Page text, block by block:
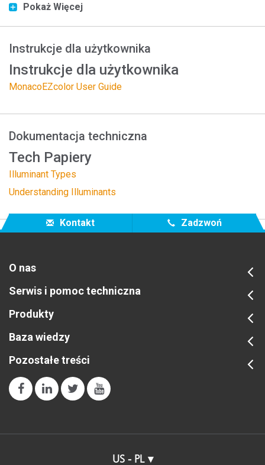
Pokaż Więcej
Instrukcje dla użytkownika
Instrukcje dla użytkownika
MonacoEZcolor User Guide
Dokumentacja techniczna
Tech Papiery
Illuminant Types
Understanding Illuminants
Kontakt Zadzwoń
O nas
Serwis i pomoc techniczna
Produkty
Baza wiedzy
Pozostałe treści
US - PL